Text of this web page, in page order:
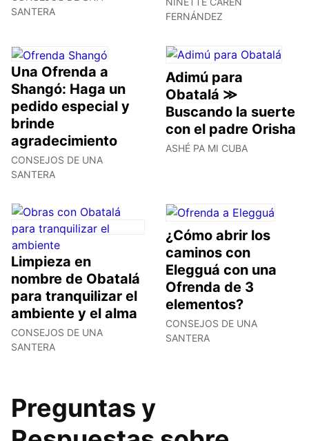
SANTERA
FERNÁNDEZ
Una Ofrenda a
Shangó: Haga un
pedido especial y
brinde
agradecimiento
CONSEJOS DE UNA
SANTERA
Adimú para
Obatalá ≫
Buscando la suerte
con el padre Orisha
ASHÉ PA MI CUBA
Limpieza en
nombre de Obatalá
para tranquilizar el
ambiente y el alma
CONSEJOS DE UNA
SANTERA
¿Cómo abrir los
caminos con
Elegguá con una
Ofrenda de 3
elementos?
CONSEJOS DE UNA
SANTERA
Preguntas y